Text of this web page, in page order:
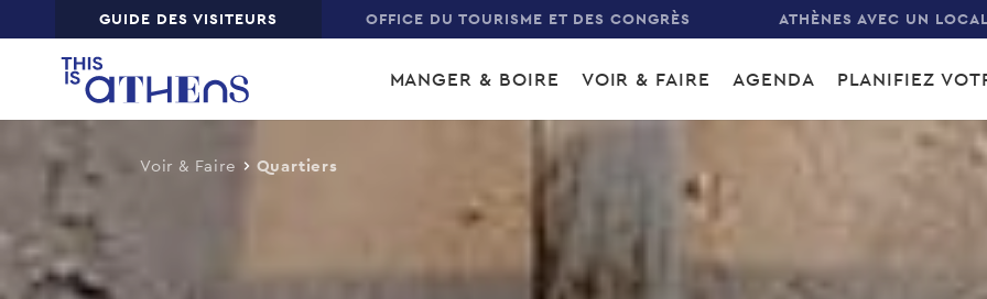
content
Top GUIDE DES VISITEURS OFFICE DU TOURISME ET DES CONGRÈS ATHÈNES AVEC UN LOCAL
Main
navigation
MANGER & BOIRE VOIR & FAIRE AGENDA PLANIFIEZ
Voir & Faire Quartiers